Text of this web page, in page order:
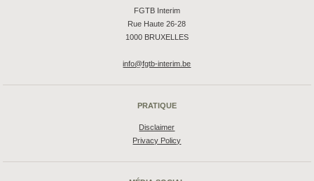
FGTB Interim
Rue Haute 26-28
1000 BRUXELLES
info@fgtb-interim.be
PRATIQUE
Disclaimer
Privacy Policy